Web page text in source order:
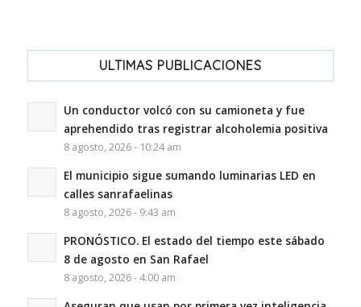
ULTIMAS PUBLICACIONES
Un conductor volcó con su camioneta y fue
aprehendido tras registrar alcoholemia positiva
8 agosto, 2026 - 10:24 am
El municipio sigue sumando luminarias LED en
calles sanrafaelinas
8 agosto, 2026 - 9:43 am
PRONÓSTICO. El estado del tiempo este sábado
8 de agosto en San Rafael
8 agosto, 2026 - 4:00 am